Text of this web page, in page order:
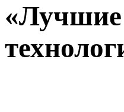
«Лучшие